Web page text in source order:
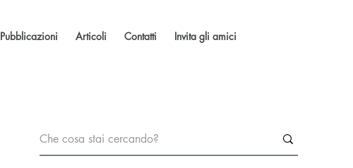
Pubblicazioni Articoli Contatti Invita gli amici